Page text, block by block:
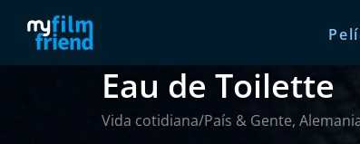
Eau de Toilette
Vida cotidiana/País & Gente,